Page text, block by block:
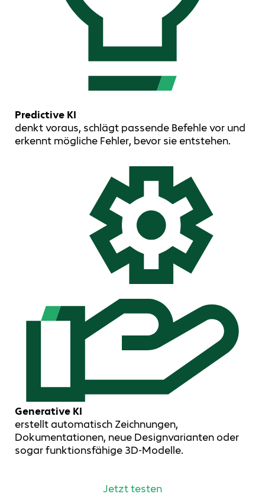
Predictive KI
denkt voraus, schlägt passende Befehle vor und
erkennt mögliche Fehler, bevor sie entstehen.
Generative KI
erstellt automatisch Zeichnungen,
Dokumentationen, neue Designvarianten oder
sogar funktionsfähige 3D-Modelle.
Jetzt testen